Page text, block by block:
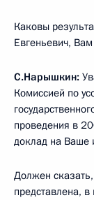
Каковы
Евгеньевич,
С.Нарышкин:
Комиссией по
проведения в
доклад на Ваше
Должен
представлена, в